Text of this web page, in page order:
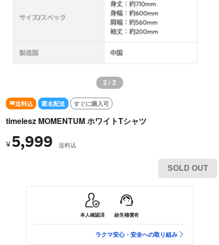
2 / 2
送料込 匿名配送 すぐに購入可
timelesz MOMENTUM ホワイトTシャツ
¥ 5,999 送料込
SOLD OUT
本人確認済 紛失補償有
ラクマ安心・安全への取り組み